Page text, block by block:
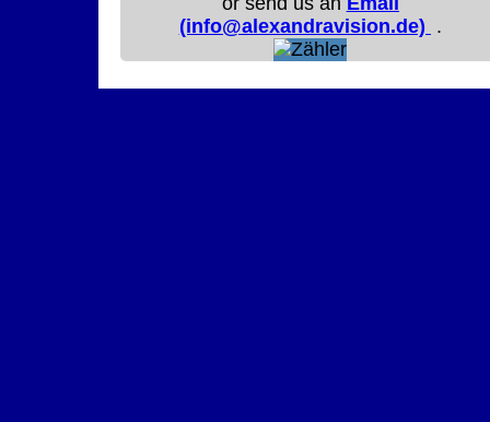
(info@alexandravision.de) .